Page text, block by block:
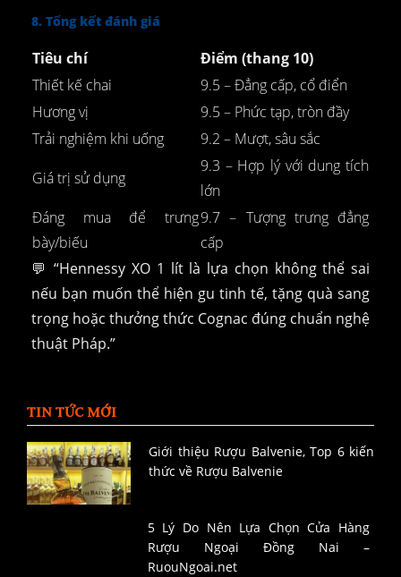
8. Tổng kết đánh giá
Tiêu chí
Điểm (thang 10)
Thiết kế chai
9.5 – Đẳng cấp, cổ điển
Hương vị
9.5 – Phức tạp, tròn đầy
Trải nghiệm khi uống
9.2 – Mượt, sâu sắc
Giá trị sử dụng
9.3 – Hợp lý với dung tích
lớn
Đáng mua để trưng
bày/biếu
9.7 – Tượng trưng đẳng
cấp
💬“Hennessy XO 1 lít là lựa chọn không thể sai
nếu bạn muốn thể hiện gu tinh tế, tặng quà sang
trọng hoặc thưởng thức Cognac đúng chuẩn nghệ
thuật Pháp.”
TIN TỨC MỚI
Giới thiệu Rượu Balvenie, Top 6 kiến
thức về Rượu Balvenie
5 Lý Do Nên Lựa Chọn Cửa Hàng
Rượu Ngoại Đồng Nai –
RuouNgoai.net